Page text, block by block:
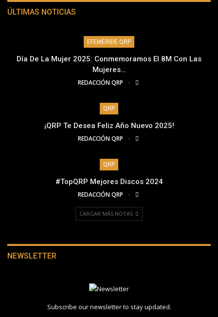
ÚLTIMAS NOTICIAS
EFEMÉRIDE QRP
Día De La Mujer 2025: Conmemoramos El 8M Con Las
Mujeres…
REDACCIÓN QRP
QRP
¡QRP Te Desea Feliz Año Nuevo 2025!
REDACCIÓN QRP
QRP
#TopQRP Mejores Discos 2024
REDACCIÓN QRP
CARGAR MÁS NOTAS
NEWSLETTER
Subscribe our newsletter to stay updated.